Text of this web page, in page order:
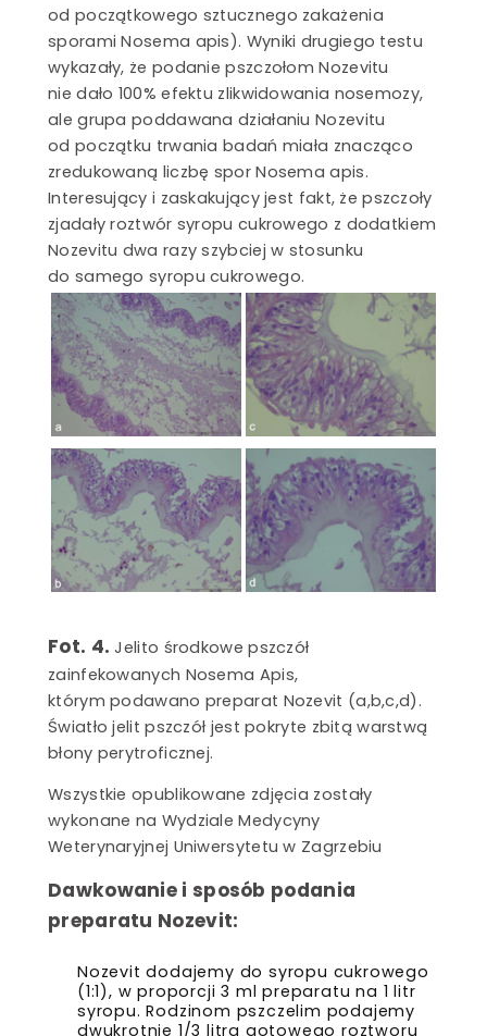
od początkowego sztucznego zakażenia
sporami Nosema apis). Wyniki drugiego testu
wykazały, że podanie pszczołom Nozevitu
nie dało 100% efektu zlikwidowania nosemozy,
ale grupa poddawana działaniu Nozevitu
od początku trwania badań miała znacząco
zredukowaną liczbę spor Nosema apis.
Interesujący i zaskakujący jest fakt, że pszczoły
zjadały roztwór syropu cukrowego z dodatkiem
Nozevitu dwa razy szybciej w stosunku
do samego syropu cukrowego.
Fot. 4. Jelito środkowe pszczół
zainfekowanych Nosema Apis,
którym podawano preparat Nozevit (a,b,c,d).
Światło jelit pszczół jest pokryte zbitą warstwą
błony perytroficznej.
Wszystkie opublikowane zdjęcia zostały
wykonane na Wydziale Medycyny
Weterynaryjnej Uniwersytetu w Zagrzebiu
Dawkowanie i sposób podania
preparatu Nozevit:
Nozevit dodajemy do syropu cukrowego
(1:1), w proporcji 3 ml preparatu na 1 litr
syropu. Rodzinom pszczelim podajemy
dwukrotnie 1/3 litra gotowego roztworu